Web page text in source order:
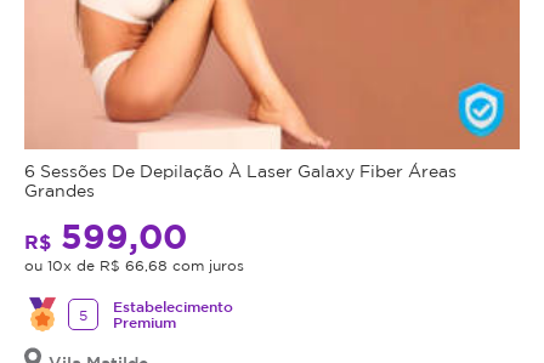
6 Sessões De Depilação À Laser Galaxy Fiber Áreas
Grandes
R$ 599,00
ou 10x de R$ 66,68 com juros
5
Estabelecimento
Premium